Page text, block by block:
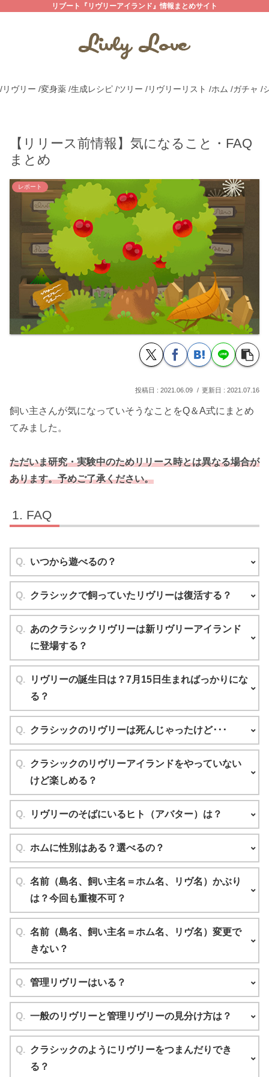
リブート『リヴリーアイランド』情報まとめサイト
/リヴリー /変身薬 /生成レシピ /ツリー /リヴリーリスト /ホム /ガチャ /
【リリース前情報】気になること・FAQ
まとめ
レポート
2021.06.09 2021.07.16
飼い主さんが気になっていそうなことをQ＆A式にまとめ
てみました。
ただいま研究・実験中のためリリース時とは異なる場合が
あります。予めご了承ください。
FAQ
いつから遊べるの？
クラシックで飼っていたリヴリーは復活する？
あのクラシックリヴリーは新リヴリーアイランド
に登場する？
リヴリーの誕生日は？7月15日生まればっかりにな
る？
クラシックのリヴリーは死んじゃったけど･･･
クラシックのリヴリーアイランドをやっていない
けど楽しめる？
リヴリーのそばにいるヒト（アバター）は？
ホムに性別はある？選べるの？
名前（島名、飼い主名＝ホム名、リヴ名）かぶり
は？今回も重複不可？
名前（島名、飼い主名＝ホム名、リヴ名）変更で
きない？
管理リヴリーはいる？
一般のリヴリーと管理リヴリーの見分け方は？
クラシックのようにリヴリーをつまんだりでき
る？